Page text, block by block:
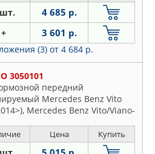
4 685 р.
+ 3 601 р.
(3) от 4 684 р.
3050101
передний
Mercedes Benz Vito
Mercedes Benz Vito/Viano-
Цена Купить